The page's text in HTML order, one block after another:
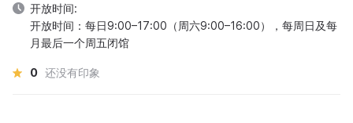
开放时间:
开放时间：每日9:00–17:00（周六9:00–16:00），每周日及每
月最后一个周五闭馆
0 还没有印象